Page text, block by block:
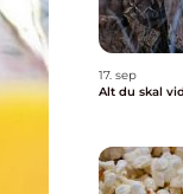
17. sep
Alt du skal